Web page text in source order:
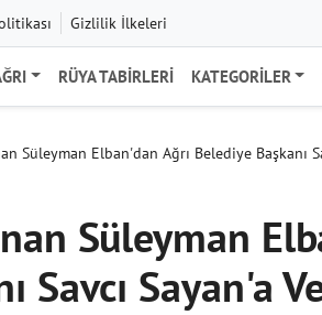
Gizlilik İlkeleri
RÜYA TABIRLERI KATEGORILER
Süleyman Elban'dan Ağrı Belediye Başkanı
Süleyman
Savcı Sayan'a